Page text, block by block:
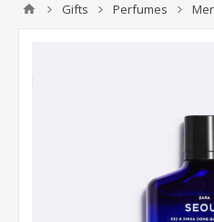
Gifts Perfumes